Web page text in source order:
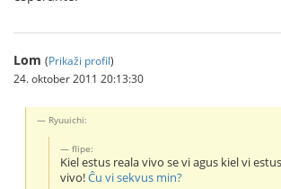
Lom (Prikaži profil)
24. oktober 2011 20:13:30
Ryuuichi:
flipe:
Kiel estus reala vivo se vi agus kiel vi
vivo!Ĉu vi sekvus min?